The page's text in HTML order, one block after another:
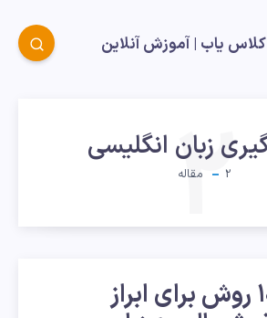
کلاس یاب |‌ آموزش آنلاین
زبان انگلیسی
2 مقاله
2
۱۰ روش برای ابراز